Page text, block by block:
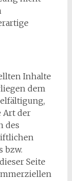
Inhalte
dem
Art der
des
bzw.
Seite